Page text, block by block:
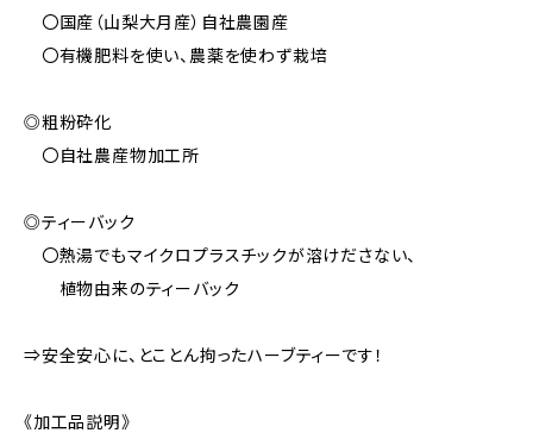
〇国産（山梨大月産）自社農園産
〇有機肥料を使い、農薬を使わず栽培
◎粗粉砕化
〇自社農産物加工所
◎ティーバック
〇熱湯でもマイクロプラスチックが溶けださない、
植物由来のティーバック
⇒安全安心に、とことん拘ったハーブティーです！
《加工品説明》